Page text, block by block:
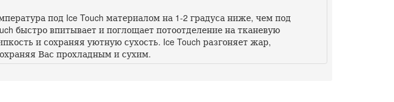
под Ice Touch материалом на 1-2 градуса ниже, чем под
быстро впитывает и поглощает потоотделение на тканевую
и сохраняя уютную сухость. Ice Touch разгоняет жар,
Вас прохладным и сухим.